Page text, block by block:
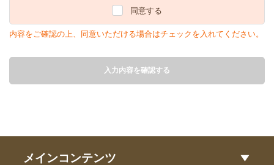
同意する
内容をご確認の上、同意いただける場合はチェックを入れてください。
入力内容を確認する
メインコンテンツ